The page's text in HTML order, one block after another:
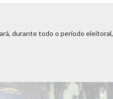
durante todo o período eleitoral,